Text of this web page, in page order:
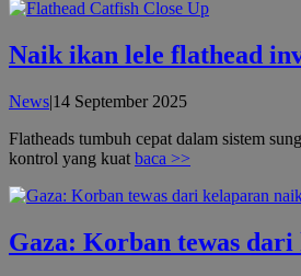
Naik ikan lele flathead
News|14 September 2025oleh
Flatheads tumbuh cepat dalam sistem
kontrol yang kuat baca >>
Gaza: Korban tewas dari